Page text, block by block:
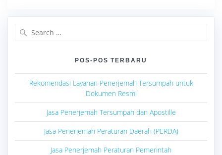
POS-POS TERBARU
Rekomendasi Layanan Penerjemah Tersumpah untuk
Dokumen Resmi
Jasa Penerjemah Tersumpah dan Apostille
Jasa Penerjemah Peraturan Daerah (PERDA)
Jasa Penerjemah Peraturan Pemerintah